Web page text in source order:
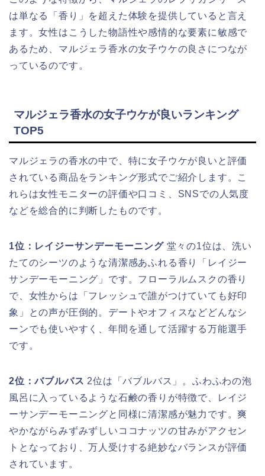
は単なる「香り」を超えた体験を提供していると言え
ます。女性はこうした物語性や感情的な要素に敏感で
あるため、マルジェラ香水の女子ウケの良さにつなが
っているのです。
マルジェラ香水の女子ウケが良いランキング
TOP5
マルジェラの香水の中で、特に女子ウケが良いと評価
されている商品をランキング形式でご紹介します。こ
れらは女性モニターの評価や口コミ、SNSでの人気度
などを総合的に判断したものです。
1位：レイジーサンデーモーニング堂々の1位は、洗い
たてのシーツのような清潔感あふれる香り「レイジー
サンデーモーニング」です。フローラルムスクの香り
で、女性からは「フレッシュで誰がつけていても好印
象」との声が圧倒的。デートやオフィスなどどんなシ
ーンでも使いやすく、年間を通して活躍する万能選手
です。
2位：バブルバス 2位は「バブルバス」。ふわふわの泡
風呂に入っているような石鹸の香りが特徴で、レイジ
ーサンデーモーニングと同様に清潔感が魅力です。爽
やかながらみずみずしいココナッツの甘みがアクセン
トとなっており、万人受けする絶妙なバランスが評価
されています。